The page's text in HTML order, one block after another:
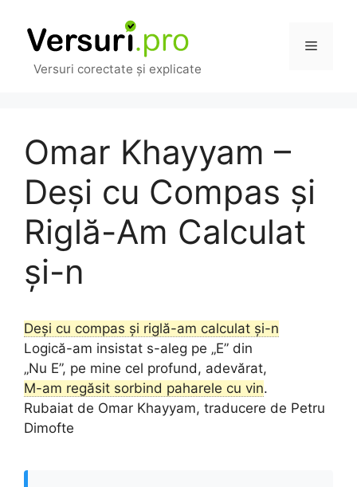
conținut
Versuri corectate și explicate
Meniu
Omar Khayyam –
Deși cu Compas și
Riglă-Am Calculat
și-n
Deși cu compas și riglă-am calculat și-n
Logică-am insistat s-aleg pe „E” din
„Nu E”, pe mine cel profund, adevărat,
M-am regăsit sorbind paharele cu vin.
Rubaiat de Omar Khayyam, traducere de Petru
Dimofte